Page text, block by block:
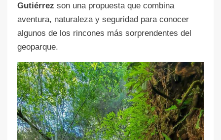
Gutiérrez son una propuesta que combina
aventura, naturaleza y seguridad para conocer
algunos de los rincones más sorprendentes del
geoparque.